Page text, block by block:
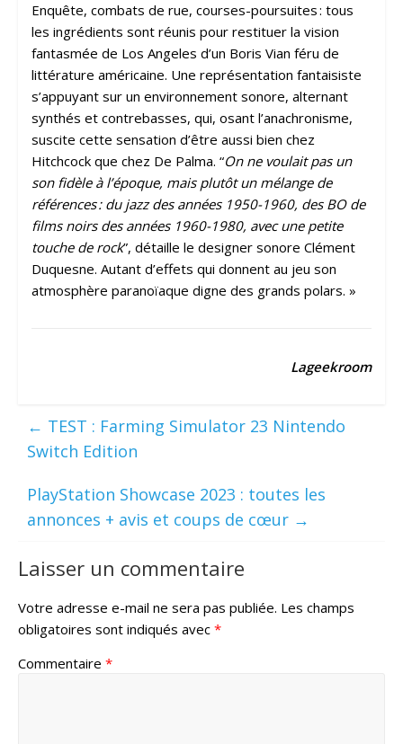
Enquête, combats de rue, courses-poursuites : tous
les ingrédients sont réunis pour restituer la vision
fantasmée de Los Angeles d’un Boris Vian féru de
littérature américaine. Une représentation fantaisiste
s’appuyant sur un environnement sonore, alternant
synthés et contrebasses, qui, osant l’anachronisme,
suscite cette sensation d’être aussi bien chez
Hitchcock que chez De Palma. “On ne voulait pas un
son fidèle à l’époque, mais plutôt un mélange de
références : du jazz des années 1950-1960, des BO de
films noirs des années 1960-1980, avec une petite
touche de rock”, détaille le designer sonore Clément
Duquesne. Autant d’effets qui donnent au jeu son
atmosphère paranoïaque digne des grands polars. »
Lageekroom
← TEST : Farming Simulator 23 Nintendo
Switch Edition
PlayStation Showcase 2023 : toutes les
annonces + avis et coups de cœur →
Laisser un commentaire
Votre adresse e-mail ne sera pas publiée. Les champs
obligatoires sont indiqués avec *
Commentaire *